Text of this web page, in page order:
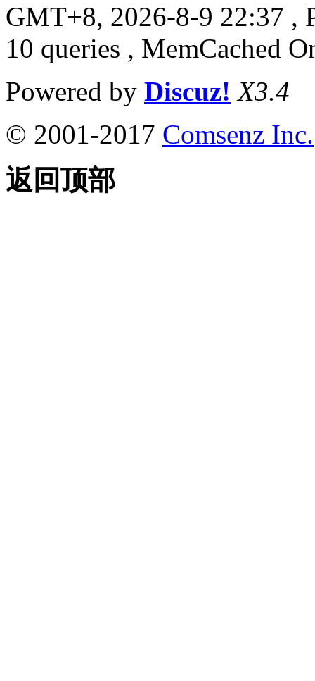
GMT+8, 2026-8-9 22:37 ,
10 queries , MemCached
Powered by Discuz! X3.4
© 2001-2017 Comsenz Inc.
返回顶部